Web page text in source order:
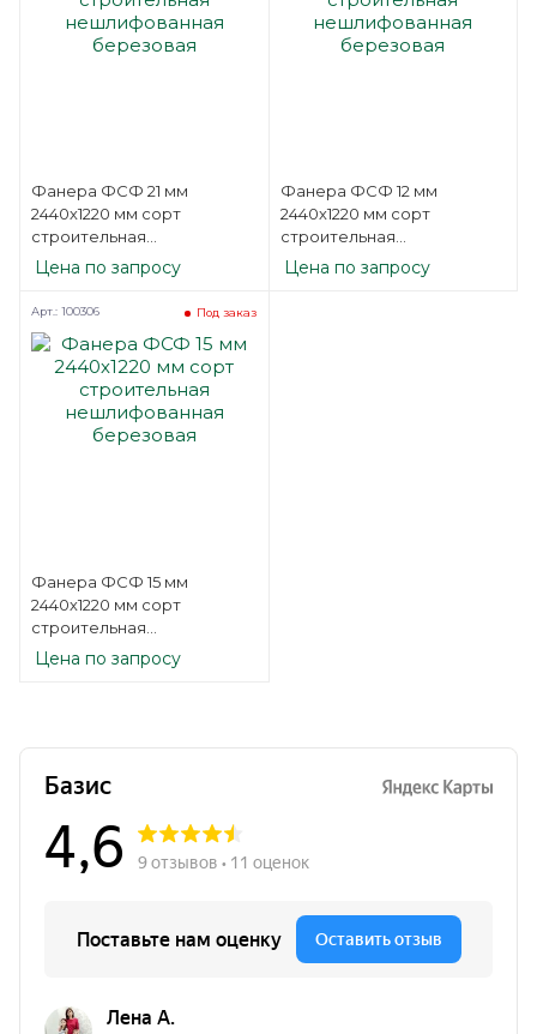
Фанера ФСФ 21 мм
2440х1220 мм сорт
строительная
нешлифованная
березовая
Цена по запросу
Фанера ФСФ 12 мм
2440х1220 мм сорт
строительная
нешлифованная
березовая
Цена по запросу
Фанера ФСФ 15 мм
2440х1220 мм сорт
строительная
нешлифованная
березовая
Под заказ
Арт.: 100306
Цена по запросу